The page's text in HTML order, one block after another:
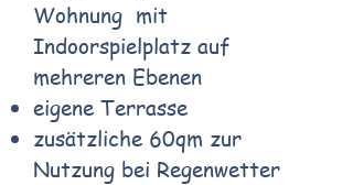
Wohnung mit
Indoorspielplatz auf
mehreren Ebenen
eigene Terrasse
zusätzliche 60qm zur
Nutzung bei Regenwetter